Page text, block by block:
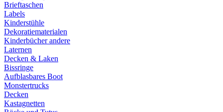
Brieftaschen
Labels
Kinderstühle
Dekoratiematerialen
Kinderbücher andere
Laternen
Decken & Laken
Bissringe
Aufblasbares Boot
Monstertrucks
Decken
Kastagnetten